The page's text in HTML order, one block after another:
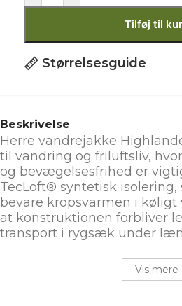
Tilføj til
Størrelsesguide
Beskrivelse
Herre vandrejakke
til vandring og friluftsliv,
og bevægelsesfrihed er
TecLoft® syntetisk
bevare kropsvarmen i
at konstruktionen forbliver
transport i rygsæk under
Vis mere